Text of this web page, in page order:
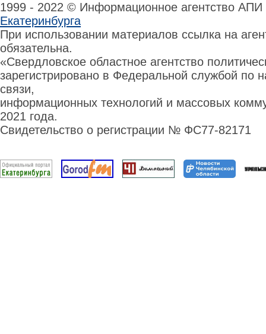
1999 - 2022 © Информационное агентство
Екатеринбурга
При использовании материалов ссылка на
обязательна.
«Свердловское областное агентство
зарегистрировано в Федеральной службой по
связи,
информационных технологий и массовых
2021 года.
Свидетельство о регистрации № ФС77-82171